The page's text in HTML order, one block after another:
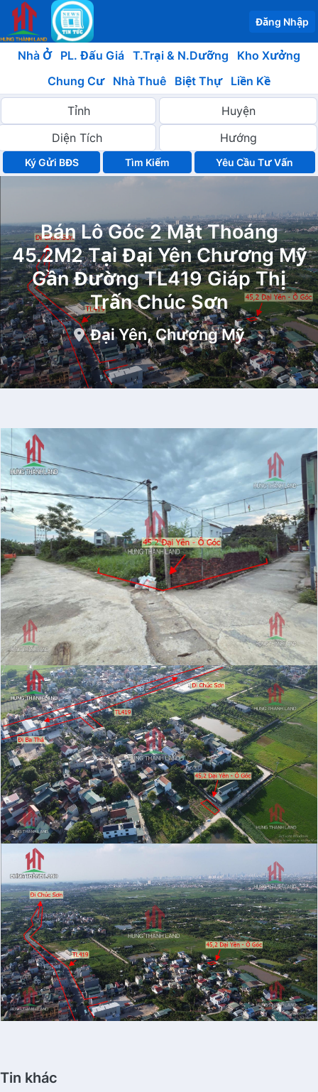
Đăng Nhập
Nhà Ở PL. Đấu Giá T.Trại & N.Dưỡng
Kho Xưởng
Chung Cư
Nhà Thuê Biệt Thự Liền Kề
Ký Gửi BĐS Yêu Cầu Tư Vấn
Bán Lô Góc 2 Mặt Thoáng
45.2M2 Tại Đại Yên Chương Mỹ
Gần Đường TL419 Giáp Thị
Trấn Chúc Sơn
Đại Yên, Chương Mỹ
Tin khác